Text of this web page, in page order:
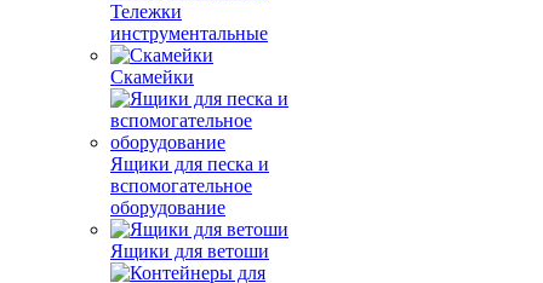
Тележки
инструментальные
Скамейки
Ящики для песка и
вспомогательное
оборудование
Ящики для ветоши